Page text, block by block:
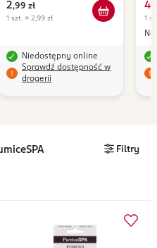
2,99 zł
1 szt. = 2,99 zł
Niedostępny online
Sprawdź dostępność w
drogerii
4
1
Filtry